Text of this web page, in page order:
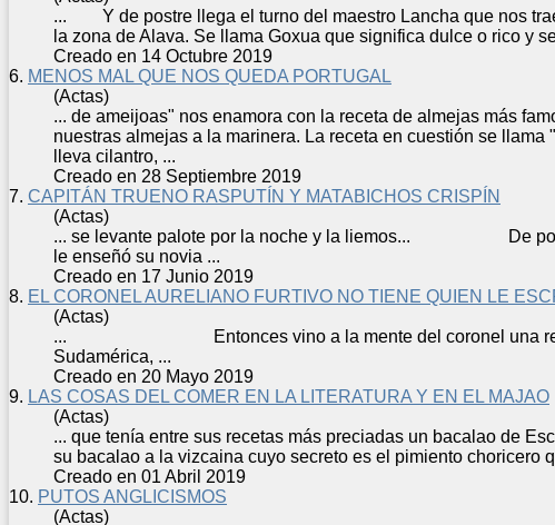
... Y de postre llega el turno del maestro Lancha que nos
la zona de Alava. Se llama Goxua que significa dulce o rico y
Creado en 14 Octubre 2019
6. MENOS MAL QUE NOS QUEDA PORTUGAL
(Actas)
... de ameijoas" nos enamora con la receta de almejas más
nuestras almejas a la marinera. La receta en cuestión se llama
lleva cilantro, ...
Creado en 28 Septiembre 2019
7. CAPITÁN TRUENO RASPUTÍN Y MATABICHOS CRISPÍN
(Actas)
... se levante palote por la noche y la liemos... De
le enseñó su novia ...
Creado en 17 Junio 2019
8. EL CORONEL AURELIANO FURTIVO NO TIENE QUIEN LE
(Actas)
... Entonces vino a la mente del coronel una
Sudamérica, ...
Creado en 20 Mayo 2019
9. LAS COSAS DEL COMER EN LA LITERATURA Y EN EL MAJAO
(Actas)
... que tenía entre sus recetas más preciadas un bacalao de
su bacalao a la vizcaina cuyo secreto es el pimiento choricero
Creado en 01 Abril 2019
10. PUTOS ANGLICISMOS
(Actas)